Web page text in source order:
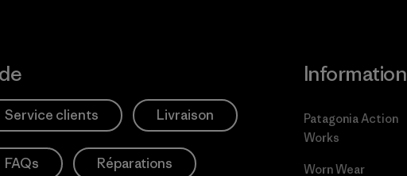
Service clients Livraison
FAQs Réparations
Information
Patagonia Action
Works
Worn Wear